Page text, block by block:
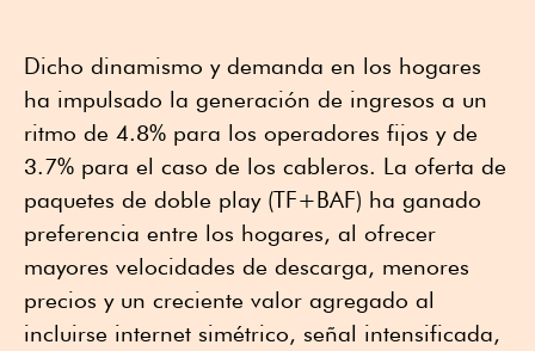
Dicho dinamismo y demanda en los hogares
ha impulsado la generación de ingresos a un
ritmo de 4.8% para los operadores fijos y de
3.7% para el caso de los cableros. La oferta de
paquetes de doble play (TF+BAF) ha ganado
preferencia entre los hogares, al ofrecer
mayores velocidades de descarga, menores
precios y un creciente valor agregado al
incluirse internet simétrico, señal intensificada,